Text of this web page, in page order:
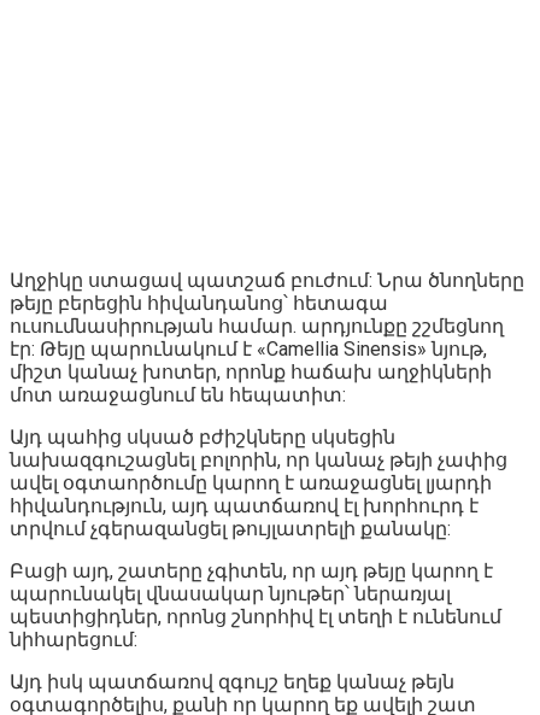
Աղջիկը ստացավ պատշաճ բուժում: Նրա ծնողները
թեյը բերեցին հիվանդանոց՝ հետագա
ուսումնասիրության համար. արդյունքը շշմեցնող
էր: Թեյը պարունակում է «Camellia Sinensis» նյութ,
միշտ կանաչ խոտեր, որոնք հաճախ աղջիկների
մոտ առաջացնում են հեպատիտ:
Այդ պահից սկսած բժիշկները սկսեցին
նախազգուշացնել բոլորին, որ կանաչ թեյի չափից
ավել օգտաործումը կարող է առաջացնել լյարդի
հիվանդություն, այդ պատճառով էլ խորհուրդ է
տրվում չգերազանցել թույլատրելի քանակը:
Բացի այդ, շատերը չգիտեն, որ այդ թեյը կարող է
պարունակել վնասակար նյութեր՝ ներառյալ
պեստիցիդներ, որոնց շնորհիվ էլ տեղի է ունենում
նիհարեցում:
Այդ իսկ պատճառով զգույշ եղեք կանաչ թեյն
օգտագործելիս, քանի որ կարող եք ավելի շատ